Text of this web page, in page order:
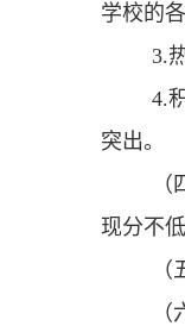
学校的
3.
4.
突出。
现分不